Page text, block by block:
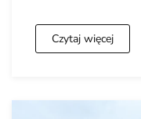
Czytaj więcej